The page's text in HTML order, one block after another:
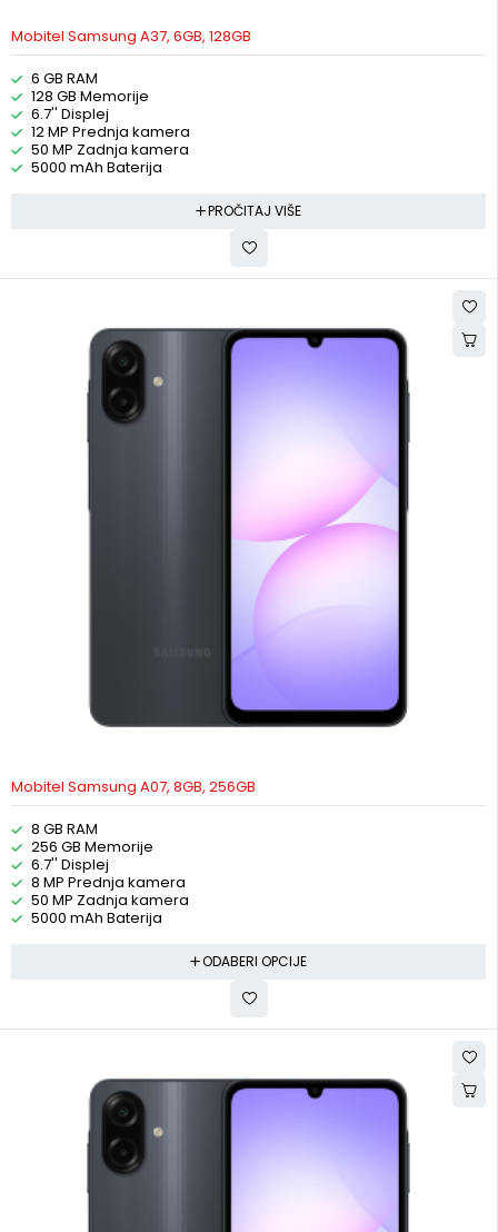
Mobitel Samsung A37, 6GB, 128GB
6 GB RAM
128 GB Memorije
6.7'' Displej
12 MP Prednja kamera
50 MP Zadnja kamera
5000 mAh Baterija
PROČITAJ VIŠE
Mobitel Samsung A07, 8GB, 256GB
8 GB RAM
256 GB Memorije
6.7'' Displej
8 MP Prednja kamera
50 MP Zadnja kamera
5000 mAh Baterija
ODABERI OPCIJE